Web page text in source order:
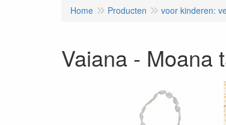
Home Producten voor kinderen:
Vaiana - Moana